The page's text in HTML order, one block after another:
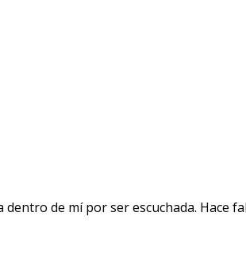
de mí por ser escuchada. Hace